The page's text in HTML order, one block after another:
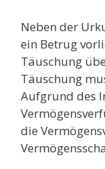
Neben der
ein Betrug
Täuschung
Täuschung
Aufgrund des
die